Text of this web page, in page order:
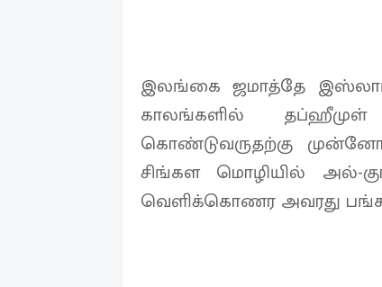
இலங்கை ஜமாத்தே
காலங்களில்
கொண்டுவருதற்கு
சிங்கள மொழியில் அல்-
வெளிக்கொணர அவரது